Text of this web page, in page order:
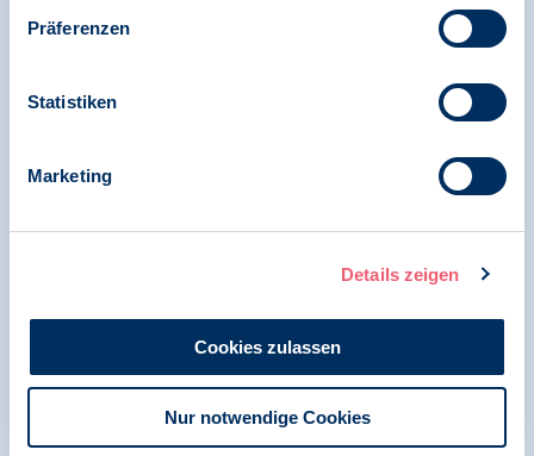
Präferenzen
Statistiken
Marketing
Details zeigen
Cookies zulassen
Nur notwendige Cookies
Ulrich Kruse (77) über seine Zeit im BDP: "Es lohnt,
Die Gründung des BDP 1946 - Film-Dokumentation aus
Hamburg